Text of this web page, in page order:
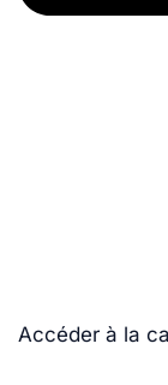
Accéder à la